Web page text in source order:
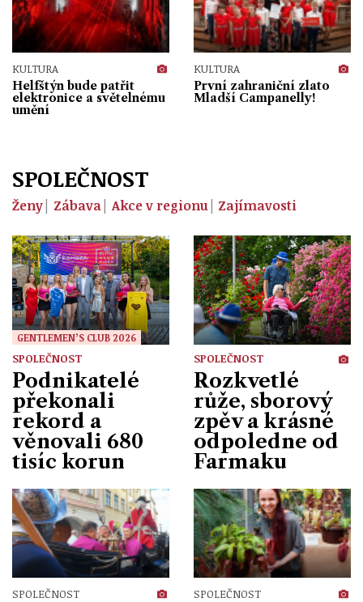
KULTURA
Helfštýn bude patřit
elektronice a světelnému
umění
KULTURA
První zahraniční zlato
Mladší Campanelly!
SPOLEČNOST
Ženy Zábava Akce v regionu Zajímavosti
GENTLEMEN’S CLUB 2026
SPOLEČNOST
Podnikatelé
překonali
rekord a
věnovali 680
tisíc korun
SPOLEČNOST
Rozkvetlé
růže, sborový
zpěv a krásné
odpoledne od
Farmaku
SPOLEČNOST
SPOLEČNOST